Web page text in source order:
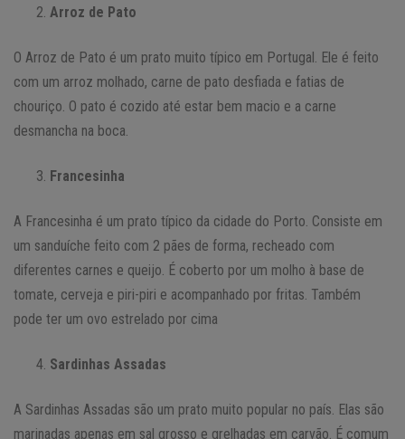
Arroz de Pato
O Arroz de Pato é um prato muito típico em Portugal. Ele é feito
com um arroz molhado, carne de pato desfiada e fatias de
chouriço. O pato é cozido até estar bem macio e a carne
desmancha na boca.
Francesinha
A Francesinha é um prato típico da cidade do Porto. Consiste em
um sanduíche feito com 2 pães de forma, recheado com
diferentes carnes e queijo. É coberto por um molho à base de
tomate, cerveja e piri-piri e acompanhado por fritas. Também
pode ter um ovo estrelado por cima
Sardinhas Assadas
A Sardinhas Assadas são um prato muito popular no país. Elas são
marinadas apenas em sal grosso e grelhadas em carvão. É comum